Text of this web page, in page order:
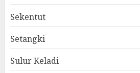
Sekentut
Setangki
Sulur Keladi